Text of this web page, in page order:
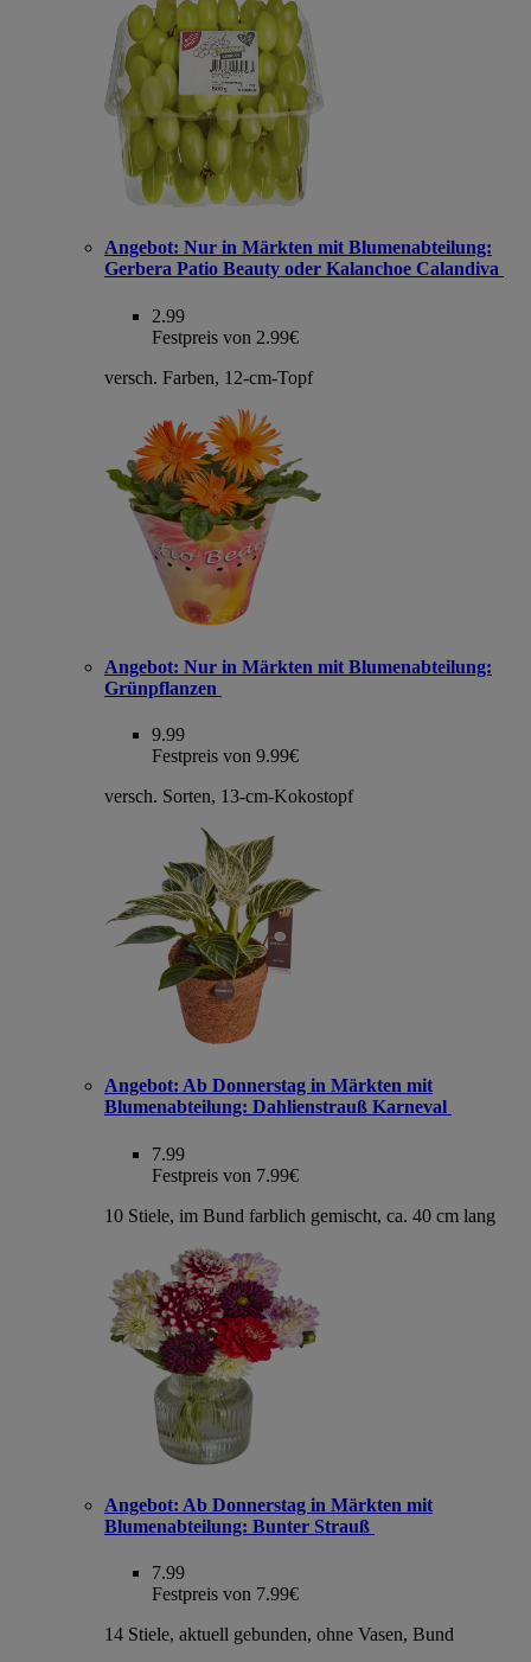
Angebot: Nur in Märkten mit Blumenabteilung:
Gerbera Patio Beauty oder Kalanchoe Calandiva
2.99
Festpreis von 2.99€
versch. Farben, 12-cm-Topf
Angebot: Nur in Märkten mit Blumenabteilung:
Grünpflanzen
9.99
Festpreis von 9.99€
versch. Sorten, 13-cm-Kokostopf
Angebot: Ab Donnerstag in Märkten mit
Blumenabteilung: Dahlienstrauß Karneval
7.99
Festpreis von 7.99€
10 Stiele, im Bund farblich gemischt, ca. 40 cm lang
Angebot: Ab Donnerstag in Märkten mit
Blumenabteilung: Bunter Strauß
7.99
Festpreis von 7.99€
14 Stiele, aktuell gebunden, ohne Vasen, Bund